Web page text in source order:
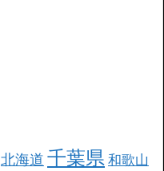
北海道 千葉県 和歌山